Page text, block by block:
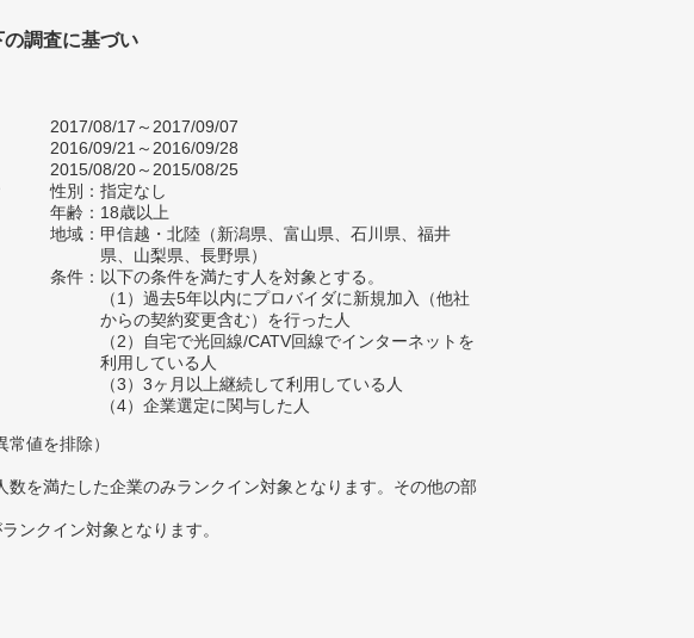
調査に基づい
2017/08/17～2017/09/07
2016/09/21～2016/09/28
2015/08/20～2015/08/25
性別：指定なし
年齢：18歳以上
地域：甲信越・北陸（新潟県、富山県、石川県、福井
県、山梨県、長野県）
条件：以下の条件を満たす人を対象とする。
（1）過去5年以内にプロバイダに新規加入（他社
からの契約変更含む）を行った人
（2）自宅で光回線/CATV回線でインターネットを
利用している人
（3）3ヶ月以上継続して利用している人
（4）企業選定に関与した人
値を排除）
を満たした企業のみランクイン対象となります。その他の部
ンクイン対象となります。